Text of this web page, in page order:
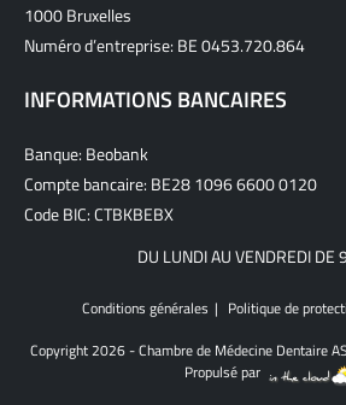
1000 Bruxelles
Numéro d’entreprise: BE 0453.720.864
INFORMATIONS BANCAIRES
Banque: Beobank
Compte bancaire: BE28 1096 6600 0120
Code BIC: CTBKBEBX
DU LUNDI AU VENDREDI DE
Conditions générales
Politique de
Copyright 2026 - Chambre de Médecine Dentaire
Propulsé par